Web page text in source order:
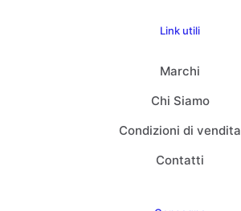
Link utili
Marchi
Chi Siamo
Condizioni di vendita
Contatti